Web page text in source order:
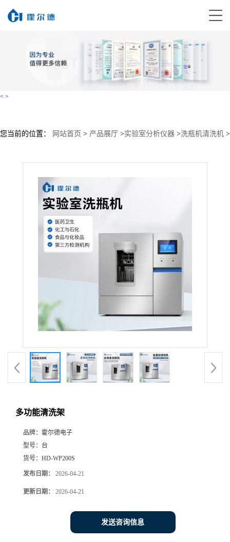
< >
您当前的位置： 网站首页 > 产品展厅 >实验室分析仪器 >洗瓶机清洗机 >
多功能清洗架
品牌： 霍尔德电子
型号： 台
货号： HD-WP200S
发布日期： 2026-04-21
更新日期： 2026-04-21
发送咨询信息